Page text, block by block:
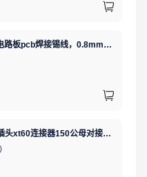
维修佬,王者焊锡丝，电路板pcb焊接锡线，0.8mm800g,1个
AMASS(艾迈斯)航模插头xt60连接器150公母对接pw锂电池公头 接PCB板卧式 黄色 公头XT60PW-M.G.Y